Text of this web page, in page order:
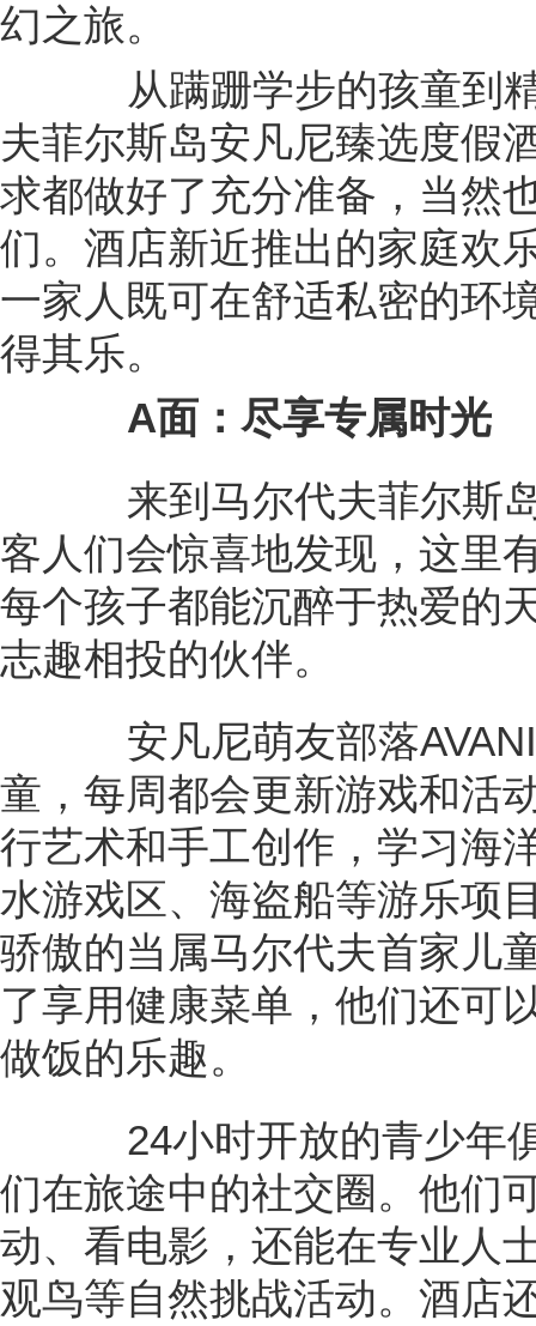
幻之旅。
从蹒跚学步的孩童到精
夫菲尔斯岛安凡尼臻选度假
求都做好了充分准备，当然
们。酒店新近推出的家庭欢
一家人既可在舒适私密的环
得其乐。
A面：尽享专属时光
来到马尔代夫菲尔斯岛
客人们会惊喜地发现，这里
每个孩子都能沉醉于热爱的
志趣相投的伙伴。
安凡尼萌友部落AVANI
童，每周都会更新游戏和活
行艺术和手工创作，学习海
水游戏区、海盗船等游乐项
骄傲的当属马尔代夫首家儿
了享用健康菜单，他们还可
做饭的乐趣。
24小时开放的青少年俱
们在旅途中的社交圈。他们
动、看电影，还能在专业人
观鸟等自然挑战活动。酒店